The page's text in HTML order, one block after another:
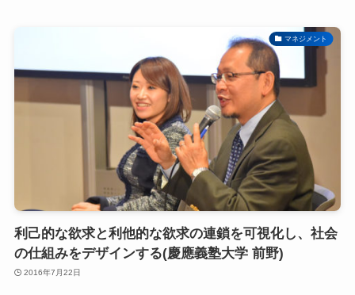
マネジメント
利己的な欲求と利他的な欲求の連鎖を可視化し、社会
の仕組みをデザインする(慶應義塾大学 前野)
2016年7月22日